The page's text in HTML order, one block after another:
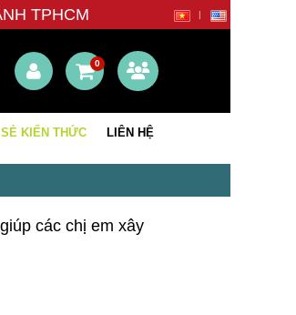
TPHCM
0
KIẾN THỨC LIÊN HỆ
các chị em xây